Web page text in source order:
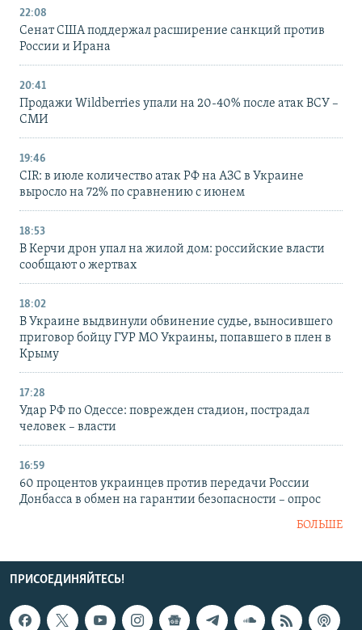
22:08
Сенат США поддержал расширение санкций против
России и Ирана
20:41
Продажи Wildberries упали на 20-40% после атак ВСУ –
СМИ
19:46
CIR: в июле количество атак РФ на АЗС в Украине
выросло на 72% по сравнению с июнем
18:53
В Керчи дрон упал на жилой дом: российские власти
сообщают о жертвах
18:02
В Украине выдвинули обвинение судье, выносившего
приговор бойцу ГУР МО Украины, попавшего в плен в
Крыму
17:28
Удар РФ по Одессе: поврежден стадион, пострадал
человек – власти
16:59
60 процентов украинцев против передачи России
Донбасса в обмен на гарантии безопасности – опрос
БОЛЬШЕ
ПРИСОЕДИНЯЙТЕСЬ!